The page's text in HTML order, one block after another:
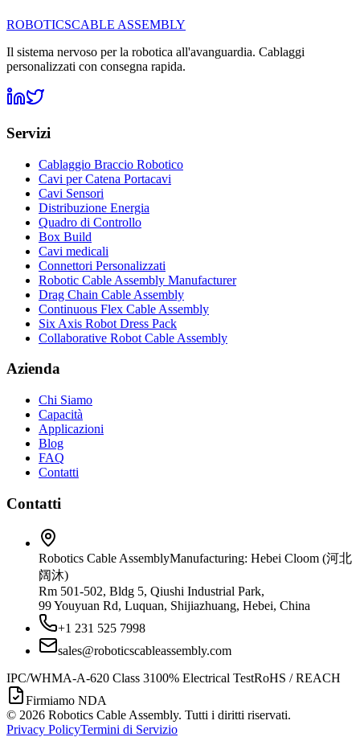
ROBOTICSCABLE ASSEMBLY
Il sistema nervoso per la robotica all'avanguardia. Cablaggi
personalizzati con consegna rapida.
Servizi
Cablaggio Braccio Robotico
Cavi per Catena Portacavi
Cavi Sensori
Distribuzione Energia
Quadro di Controllo
Box Build
Cavi medicali
Connettori Personalizzati
Robotic Cable Assembly Manufacturer
Drag Chain Cable Assembly
Continuous Flex Cable Assembly
Six Axis Robot Dress Pack
Collaborative Robot Cable Assembly
Azienda
Chi Siamo
Capacità
Applicazioni
Blog
FAQ
Contatti
Contatti
Robotics Cable AssemblyManufacturing: Hebei Cloom (河北
阔沐)
Rm 501-502, Bldg 5, Qiushi Industrial Park,
99 Youyuan Rd, Luquan, Shijiazhuang, Hebei, China
+1 231 525 7998
sales@roboticscableassembly.com
IPC/WHMA-A-620 Class 3100% Electrical TestRoHS / REACH
Firmiamo NDA
© 2026 Robotics Cable Assembly. Tutti i diritti riservati.
Privacy PolicyTermini di Servizio